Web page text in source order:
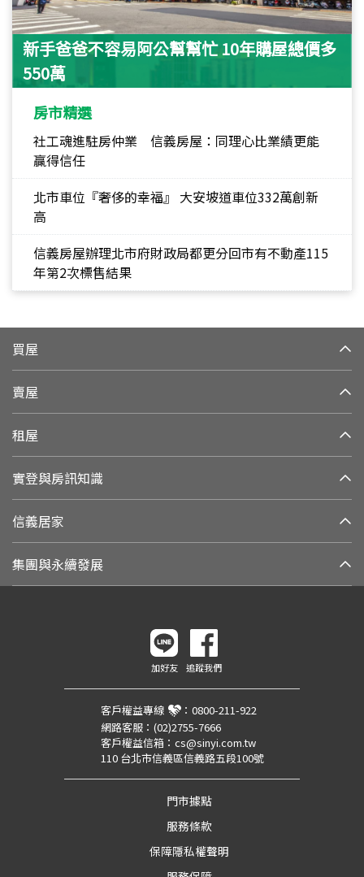
新手爸爸不容易阿公幫幫忙 10年購屋總價多
550萬
房市精選
社工魂進駐房仲業 信義房屋：同理心比業績更能
贏得信任
北市車位『奢侈的幸福』 大安坡道車位332萬創新
高
信義房屋辦理北市府財政局都更分回市有不動產115
年第2次標售結果
買屋
賣屋
租屋
實登與房訊知識
信義居家
集團與永續發展
加好友 追蹤我們
客戶權益專線 ： 0800-211-922
網路客服： (02)2755-7666
客戶權益信箱： cs@sinyi.com.tw
110 台北市信義區信義路五段100號
門市據點
服務條款
保障隱私權聲明